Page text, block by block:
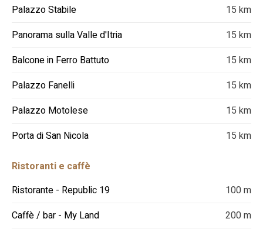
Palazzo Stabile
15 km
Panorama sulla Valle d'Itria
15 km
Balcone in Ferro Battuto
15 km
Palazzo Fanelli
15 km
Palazzo Motolese
15 km
Porta di San Nicola
15 km
Ristoranti e caffè
Ristorante - Republic 19
100 m
Caffè / bar - My Land
200 m